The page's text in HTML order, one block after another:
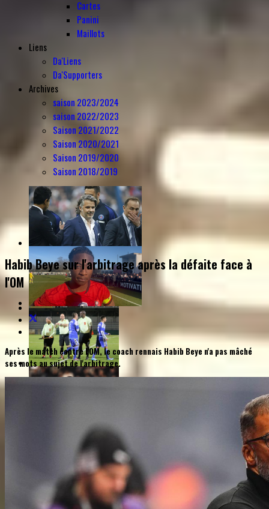
Cartes
Panini
Maillots
Liens
Da'Liens
Da'Supporters
Archives
saison 2023/2024
saison 2022/2023
Saison 2021/2022
Saison 2020/2021
Saison 2019/2020
Saison 2018/2019
Habib Beye sur l'arbitrage après la défaite face à
l'OM
Après le match contre l'OM, le coach rennais Habib Beye n'a pas mâché
ses mots au sujet de l'arbitrage.